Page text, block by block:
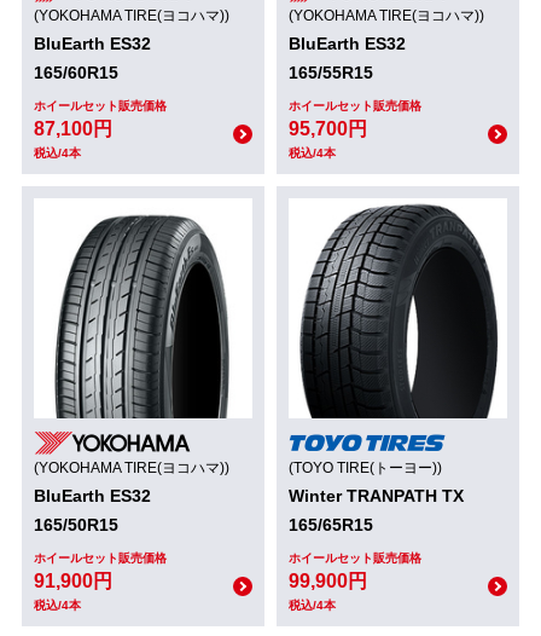
(YOKOHAMA TIRE(ヨコハマ))
BluEarth ES32
165/60R15
ホイールセット販売価格
87,100円
税込/4本
(YOKOHAMA TIRE(ヨコハマ))
BluEarth ES32
165/55R15
ホイールセット販売価格
95,700円
税込/4本
(YOKOHAMA TIRE(ヨコハマ))
BluEarth ES32
165/50R15
ホイールセット販売価格
91,900円
税込/4本
(TOYO TIRE(トーヨー))
Winter TRANPATH TX
165/65R15
ホイールセット販売価格
99,900円
税込/4本